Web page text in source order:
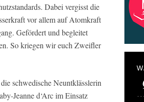
Dabei vergisst die
vor allem auf Atomkraft
Gefördert und begleitet
So kriegen wir euch Zweifler
schwedische Neuntklässlerin
Jeanne d‘Arc im Einsatz